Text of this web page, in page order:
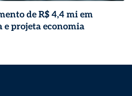
de R$ 4,4 mi em
e projeta economia